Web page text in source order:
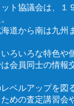
ト協議会は、１
道から南は九州
ろいろな特色や
会員同士の情報
ベルアップを図
めの査定講習会